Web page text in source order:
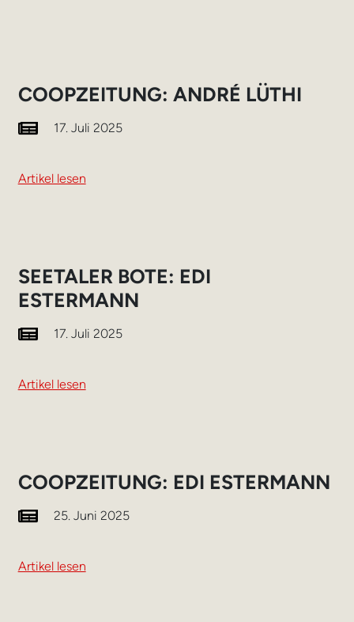
COOPZEITUNG: ANDRÉ LÜTHI
17. Juli 2025
Artikel lesen
SEETALER BOTE: EDI
ESTERMANN
17. Juli 2025
Artikel lesen
COOPZEITUNG: EDI ESTERMANN
25. Juni 2025
Artikel lesen